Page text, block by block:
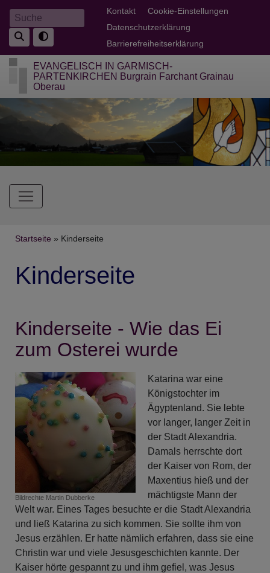
Direkt
zum
Inhalt
Suche Fußbereichsmenü
Kontakt
Cookie-Einstellungen
Datenschutzerklärung
Barrierefreiheitserklärung
EVANGELISCH IN GARMISCH-
PARTENKIRCHEN Burgrain Farchant Grainau
Oberau
Hauptnavigation
Breadcrumb
Startseite Kinderseite
Kinderseite
Kinderseite - Wie das Ei
zum Osterei wurde
Bildrechte Martin Dubberke
Katarina war eine
Königstochter im
Ägyptenland. Sie lebte
vor langer, langer Zeit in
der Stadt Alexandria.
Damals herrschte dort
der Kaiser von Rom, der
Maxentius hieß und der
mächtigste Mann der
Welt war. Eines Tages besuchte er die Stadt Alexandria
und ließ Katarina zu sich kommen. Sie sollte ihm von
Jesus erzählen. Er hatte nämlich erfahren, dass sie eine
Christin war und viele Jesusgeschichten kannte. Der
Kaiser hörte gespannt zu und ihm gefiel, was Jesus